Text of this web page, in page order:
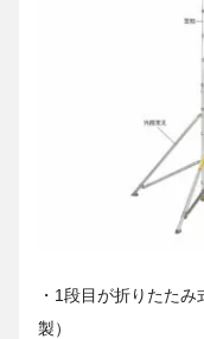
・1段目が折りたた
製）